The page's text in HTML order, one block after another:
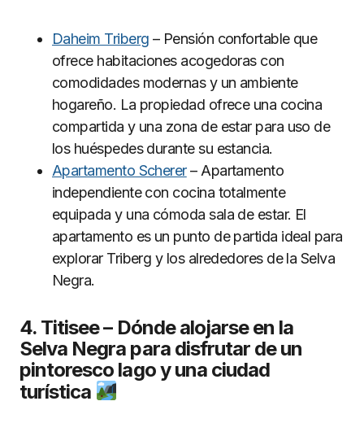
Daheim Triberg – Pensión confortable que
ofrece habitaciones acogedoras con
comodidades modernas y un ambiente
hogareño. La propiedad ofrece una cocina
compartida y una zona de estar para uso de
los huéspedes durante su estancia.
Apartamento Scherer– Apartamento
independiente con cocina totalmente
equipada y una cómoda sala de estar. El
apartamento es un punto de partida ideal para
explorar Triberg y los alrededores de la Selva
Negra.
4. Titisee – Dónde alojarse en la
Selva Negra para disfrutar de un
pintoresco lago y una ciudad
turística